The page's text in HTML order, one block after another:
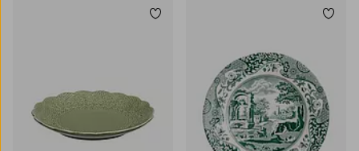
Tilføj til favoritter